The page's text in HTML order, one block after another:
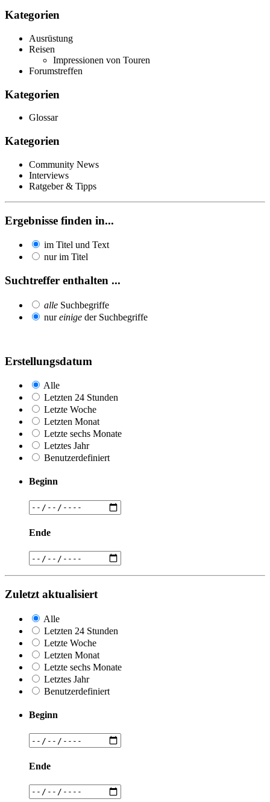
Kategorien
Ausrüstung
Reisen
Impressionen von Touren
Forumstreffen
Kategorien
Glossar
Kategorien
Community News
Interviews
Ratgeber & Tipps
Ergebnisse finden in...
im Titel und Text
nur im Titel
Suchtreffer enthalten ...
alle Suchbegriffe
nureinige der Suchbegriffe
Erstellungsdatum
Alle
Letzten 24 Stunden
Letzte Woche
Letzten Monat
Letzte sechs Monate
Letztes Jahr
Benutzerdefiniert
Beginn
Ende
Zuletzt aktualisiert
Alle
Letzten 24 Stunden
Letzte Woche
Letzten Monat
Letzte sechs Monate
Letztes Jahr
Benutzerdefiniert
Beginn
Ende